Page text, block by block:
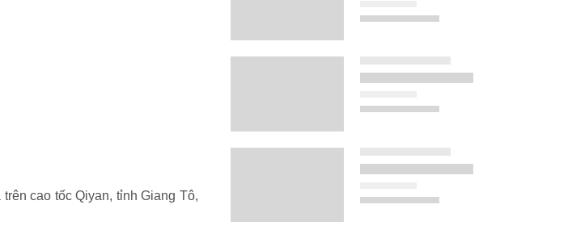
cao tốc Qiyan, tỉnh Giang Tô,